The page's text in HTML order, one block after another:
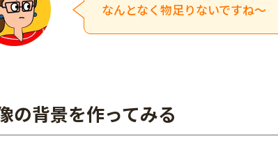
なんとなく物足りないですね～
の背景を作ってみる